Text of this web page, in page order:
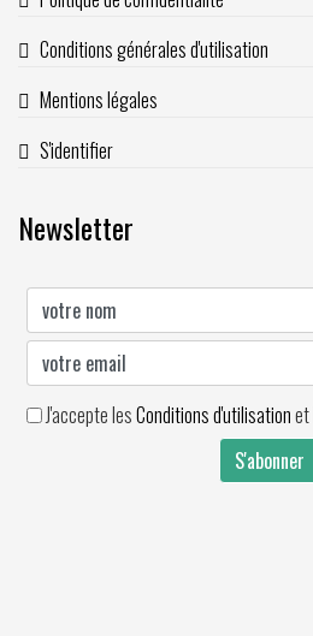
Conditions générales d'utilisation
Mentions légales
S'identifier
Newsletter
J'accepte lesConditions d'utilisationet